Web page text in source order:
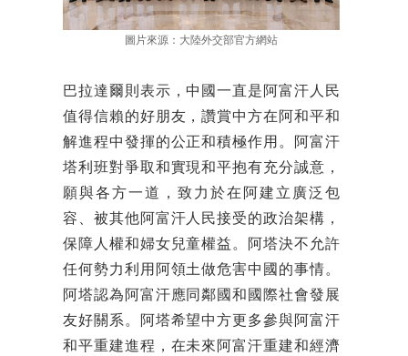
圖片來源：大陸外交部官方網站
巴拉達爾則表示，中國一直是阿富汗人民
值得信賴的好朋友，讚賞中方在阿和平和
解進程中發揮的公正和積極作用。阿富汗
塔利班對爭取和實現和平抱有充分誠意，
願與各方一道，致力於在阿建立廣泛包
容、被其他阿富汗人民接受的政治架構，
保障人權和婦女兒童權益。阿塔決不允許
任何勢力利用阿領土做危害中國的事情。
阿塔認為阿富汗應同鄰國和國際社會發展
友好關系。阿塔希望中方更多參與阿富汗
和平重建進程，在未來阿富汗重建和經濟